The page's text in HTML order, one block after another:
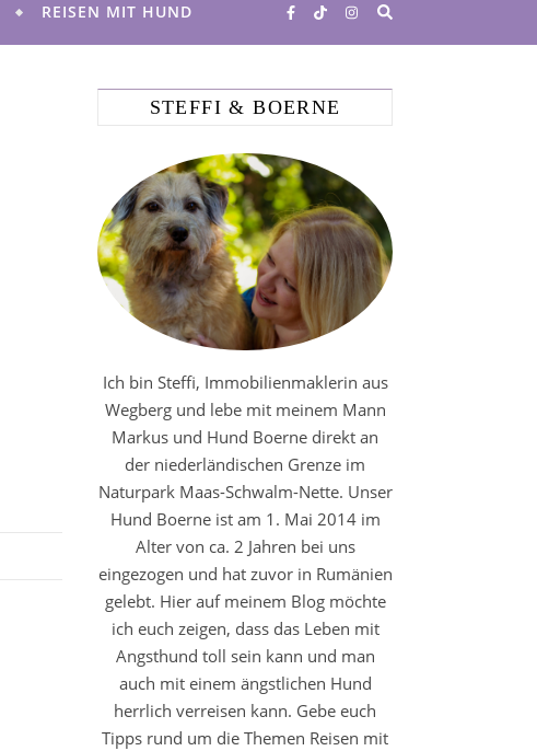
REISEN MIT HUND
STEFFI & BOERNE
Ich bin Steffi, Immobilienmaklerin aus
Wegberg und lebe mit meinem Mann
Markus und Hund Boerne direkt an
der niederländischen Grenze im
Naturpark Maas-Schwalm-Nette. Unser
Hund Boerne ist am 1. Mai 2014 im
Alter von ca. 2 Jahren bei uns
eingezogen und hat zuvor in Rumänien
gelebt. Hier auf meinem Blog möchte
ich euch zeigen, dass das Leben mit
Angsthund toll sein kann und man
auch mit einem ängstlichen Hund
herrlich verreisen kann. Gebe euch
Tipps rund um die Themen Reisen mit